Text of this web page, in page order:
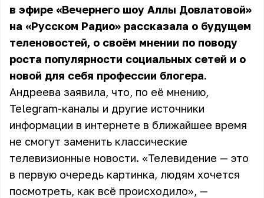
в эфире «Вечернего шоу Аллы Довлатовой»
на «Русском Радио» рассказала о будущем
теленовостей, о своём мнении по поводу
роста популярности социальных сетей и о
новой для себя профессии блогера.
Андреева заявила, что, по её мнению,
Telegram-каналы и другие источники
информации в интернете в ближайшее время
не смогут заменить классические
телевизионные новости. «Телевидение — это
в первую очередь картинка, людям хочется
посмотреть, как всё происходило», —